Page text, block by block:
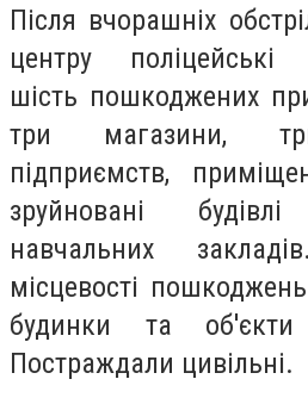
Після вчорашніх
центру поліцейські
шість пошкоджених
три магазини,
підприємств,
зруйновані
навчальних
місцевості
будинки та об'єкти
Постраждали цивільні.